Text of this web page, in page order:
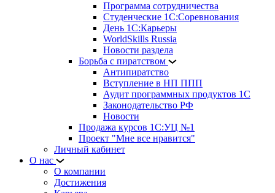
Программа сотрудничества
Студенческие 1С:Соревнования
День 1С:Карьеры
WorldSkills Russia
Новости раздела
Борьба с пиратством
Антипиратство
Вступление в НП ППП
Аудит программных продуктов 1С
Законодательство РФ
Новости
Продажа курсов 1С:УЦ №1
Проект "Мне все нравится"
Личный кабинет
О нас
О компании
Достижения